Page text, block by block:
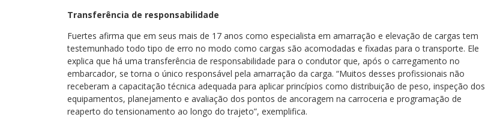
Transferência de responsabilidade
Fuertes afirma que em seus mais de 17 anos como especialista em amarração e elevação de cargas tem
testemunhado todo tipo de erro no modo como cargas são acomodadas e fixadas para o transporte. Ele
explica que há uma transferência de responsabilidade para o condutor que, após o carregamento no
embarcador, se torna o único responsável pela amarração da carga. “Muitos desses profissionais não
receberam a capacitação técnica adequada para aplicar princípios como distribuição de peso, inspeção dos
equipamentos, planejamento e avaliação dos pontos de ancoragem na carroceria e programação de
reaperto do tensionamento ao longo do trajeto”, exemplifica.